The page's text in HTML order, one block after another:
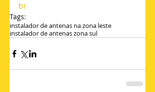
br
Tags:
instalador de antenas na zona leste
instalador de antenas zona sul